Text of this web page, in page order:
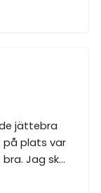
jättebra
på plats var
Jag sk...